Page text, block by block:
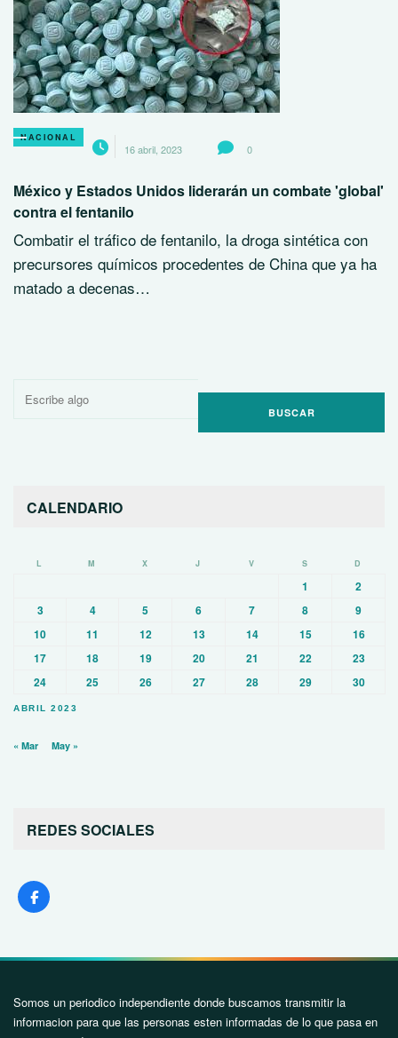
NACIONAL
16 abril, 2023 0
México y Estados Unidos liderarán un combate 'global'
contra el fentanilo
Combatir el tráfico de fentanilo, la droga sintética con
precursores químicos procedentes de China que ya ha
matado a decenas…
Buscar
CALENDARIO
ABRIL 2023
L M X J V S D
1
2
3
4 5 6 7 8
9
10
11 12 13 14 15
16
17
18 19 20 21 22
23
24
25 26 27 28 29 30
« Mar May »
REDES SOCIALES
Somos un periodico independiente donde buscamos transmitir la
informacion para que las personas esten informadas de lo que pasa en